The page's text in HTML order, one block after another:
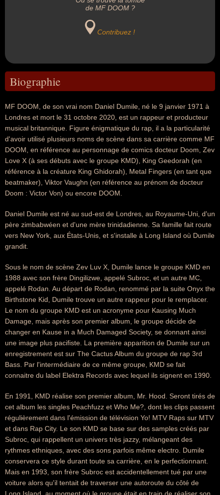
de MF DOOM ?
Contribuez !
Biographie
MF DOOM, de son vrai nom Daniel Dumile, né le 9 janvier 1971 à
Londres et mort le 31 octobre 2020, est un rappeur et producteur
musical britannique. Figure énigmatique du rap, il a la particularité
d'avoir utilisé plusieurs noms de scène dans sa carrière comme MF
DOOM, en référence au personnage de comics docteur Doom, Zev
Love X (à ses débuts avec le groupe KMD), King Geedorah (en
référence à la créature King Ghidorah), Metal Fingers (en tant que
beatmaker), Viktor Vaughn (en référence au prénom de docteur
Doom : Victor Von) ou encore DOOM.
Daniel Dumile est né au sud-est de Londres, au Royaume-Uni, d'un
père zimbabwéen et d'une mère trinidadienne. Sa famille fait route
vers New York, aux États-Unis, et s'installe à Long Island où Dumile
grandit.
Sous le nom de scène Zev Luv X, Dumile lance le groupe KMD en
1988 avec son frère Dingilizwe, appelé Subroc, et un autre MC,
appelé Rodan. Au départ de Rodan, renommé par la suite Onyx the
Birthstone Kid, Dumile trouve un autre rappeur pour le remplacer.
Le nom du groupe KMD est un acronyme pour Kausing Much
Damage, mais après son premier album, le groupe décide de
changer en Kause in a Much Damaged Society, se donnant ainsi
une image plus pacifiste. La première apparition de Dumile sur un
enregistrement est sur The Cactus Album du groupe de rap 3rd
Bass. Par l'intermédiaire de ce même groupe, KMD se fait
connaitre du label Elektra Records avec lequel ils signent en 1990.
En 1991, KMD réalise son premier album, Mr. Hood. Seront tirés de
cet album les singles Peachfuzz et Who Me?, dont les clips passent
régulièrement dans l'émission de télévision Yo! MTV Raps sur MTV
et dans Rap City. Le son KMD se base sur des samples créés par
Subroc, qui rappellent un univers très jazzy, mélangeant des
rythmes ethniques, avec des sons parfois même electro. Dumile
conservera ce style durant toute sa carrière, en le perfectionnant.
Mais en 1993, son frère Subroc est accidentellement tué par une
voiture alors qu'il tentait de traverser une autoroute du côté de